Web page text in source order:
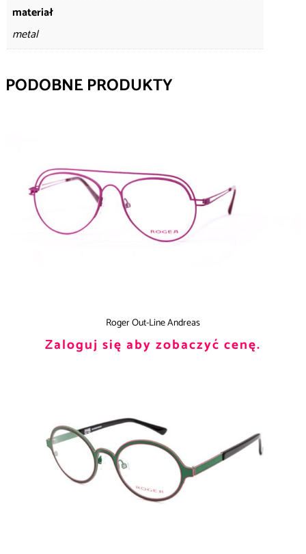
materiał
metal
PODOBNE PRODUKTY
Roger Out-Line Andreas
Zaloguj się aby zobaczyć cenę.